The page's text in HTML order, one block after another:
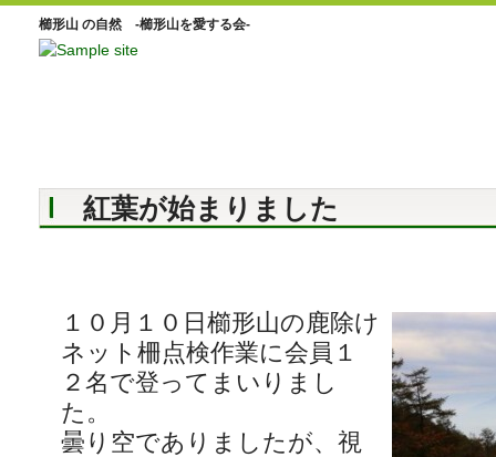
櫛形山 の自然 -櫛形山を愛する会-
紅葉が始まりました
１０月１０日櫛形山の鹿除け
ネット柵点検作業に会員１
２名で登ってまいりまし
た。
曇り空でありましたが、視